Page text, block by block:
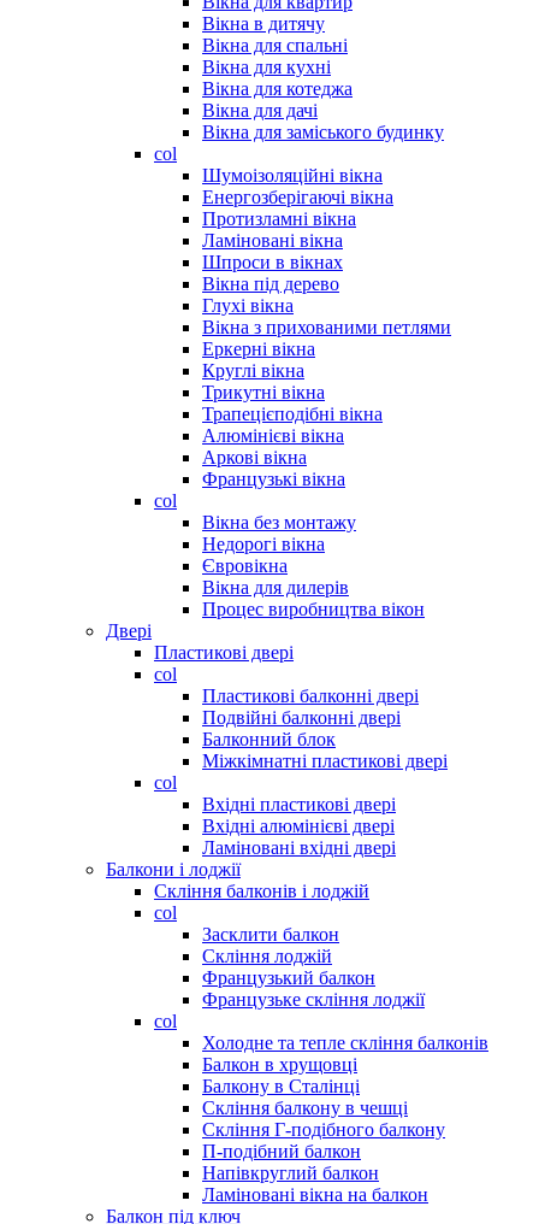
Вікна в дитячу
Вікна для спальні
Вікна для кухні
Вікна для котеджа
Вікна для дачі
Вікна для заміського будинку
col
Шумоізоляційні вікна
Енергозберігаючі вікна
Протизламні вікна
Ламіновані вікна
Шпроси в вікнах
Вікна під дерево
Глухі вікна
Вікна з прихованими петлями
Еркерні вікна
Круглі вікна
Трикутні вікна
Трапецієподібні вікна
Алюмінієві вікна
Аркові вікна
Французькі вікна
col
Вікна без монтажу
Недорогі вікна
Євровікна
Вікна для дилерів
Процес виробництва вікон
Двері
Пластикові двері
col
Пластикові балконні двері
Подвійні балконні двері
Балконний блок
Міжкімнатні пластикові двері
col
Вхідні пластикові двері
Вхідні алюмінієві двері
Ламіновані вхідні двері
Балкони і лоджії
Скління балконів і лоджій
col
Засклити балкон
Скління лоджій
Французький балкон
Французьке скління лоджії
col
Холодне та тепле скління балконів
Балкон в хрущовці
Балкону в Сталінці
Скління балкону в чешці
Скління Г-подібного балкону
П-подібний балкон
Напівкруглий балкон
Ламіновані вікна на балкон
Балкон під ключ